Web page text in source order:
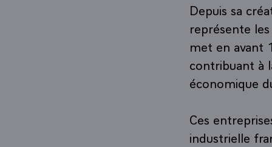
Depuis sa
représente
met en avant
contribuant à
économique
Ces
industrielle